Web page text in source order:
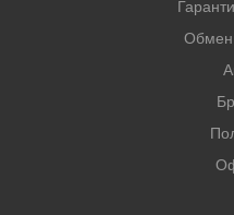
Обмен